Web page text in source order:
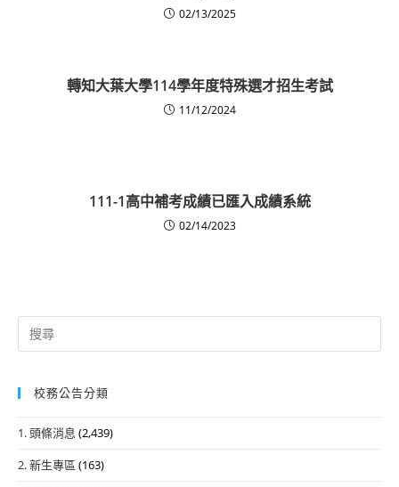
02/13/2025
轉知大葉大學114學年度特殊選才招生考試
11/12/2024
111-1高中補考成績已匯入成績系統
02/14/2023
Search
for:
校務公告分類
1. 頭條消息 (2,439)
2. 新生專區 (163)